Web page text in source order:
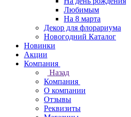
Любимым
На 8 марта
Декор для флорариума
Новогодний Каталог
Новинки
Акции
Компания
Назад
Компания
О компании
Отзывы
Реквизиты